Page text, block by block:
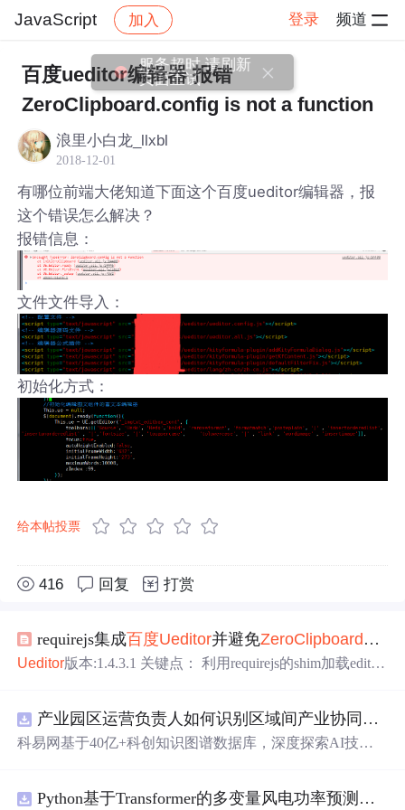
JavaScript 加入 登录 频道
社区 JavaScript 帖子详情
百度ueditor编辑器 报错
ZeroClipboard.config is not a function
浪里小白龙_llxbl
2018-12-01
有哪位前端大佬知道下面这个百度ueditor编辑器，报
这个错误怎么解决？
报错信息：
文件文件导入：
初始化方式：
给本帖投票
416 回复 打赏
requirejs集成百度Ueditor并避免ZeroClipboard错误
Ueditor版本:1.4.3.1 关键点： 利用requirejs的shim加载editor.
产业园区运营负责人如何识别区域间产业协同机会？.docx
科易网基于40亿+科创知识图谱数据库，深度探索AI技术
新领域的AI+数智化解决方案，推动科技创新与产业创新
Python基于Transformer的多变量风电功率预测研究
服务超时,请刷新
页面重试